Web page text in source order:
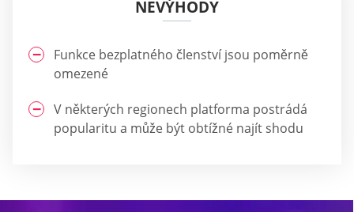
NEVÝHODY
Funkce bezplatného členství jsou poměrně
omezené
V některých regionech platforma postrádá
popularitu a může být obtížné najít shodu